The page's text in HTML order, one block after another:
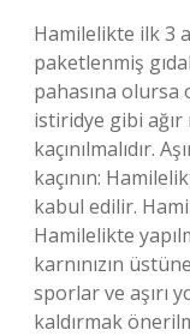
Hamilelikte ilk 3
paketlenmiş
pahasına olursa
istiridye gibi
kaçınılmalıdır.
kaçının:
kabul edilir.
Hamilelikte
karnınızın
sporlar ve aşırı
kaldırmak